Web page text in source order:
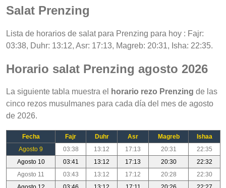
Salat Prenzing
Lista de horarios de salat para Prenzing para hoy : Fajr:
03:38, Duhr: 13:12, Asr: 17:13, Magreb: 20:31, Isha: 22:35.
Horario salat Prenzing agosto 2026
La siguiente tabla muestra el horario rezo Prenzing de las
cinco rezos musulmanes para cada día del mes de agosto
de 2026.
Fecha Fajr Duhr Asr Magreb
Ishaa
Agosto 9
03:38 13:12 17:13 20:31
22:35
Agosto 10
03:41 13:12 17:13 20:30
22:32
Agosto 11
03:43 13:12 17:12 20:28
22:30